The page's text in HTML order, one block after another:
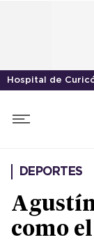
Hospital de
DEPORTES
como